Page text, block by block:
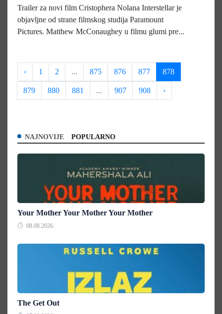
Trailer za novi film Cristophera Nolana Interstellar je
objavljne od strane filmskog studija Paramount
Pictures. Matthew McConaughey u filmu glumi pre...
‹ 1 2 ... 875 876 877 878
879 880 881 ... 907 908 ›
NAJNOVIJE POPULARNO
Your Mother Your Mother Your Mother
08.08.2026.
The Get Out